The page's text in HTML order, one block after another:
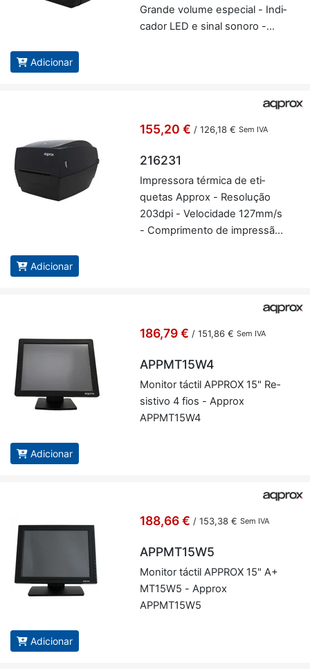
Grande vo­lume es­pe­cial - In­di­
cador LED e sinal so­noro -
Adicionar
155,20 € / 126,18 € Sem IVA
216231
Im­pres­sora tér­mica de eti­
quetas Ap­prox - Re­so­lução
203dpi - Ve­lo­ci­dade 127mm/s
- Com­pri­mento de im­pressão
Adicionar
186,79 € / 151,86 € Sem IVA
APPMT15W4
Mo­nitor táctil AP­PROX 15" Re­
sis­tivo 4 fios - Ap­prox
APPMT15W4
Adicionar
188,66 € / 153,38 € Sem IVA
APPMT15W5
Mo­nitor táctil AP­PROX 15" A+
MT15W5 - Ap­prox
APPMT15W5
Adicionar